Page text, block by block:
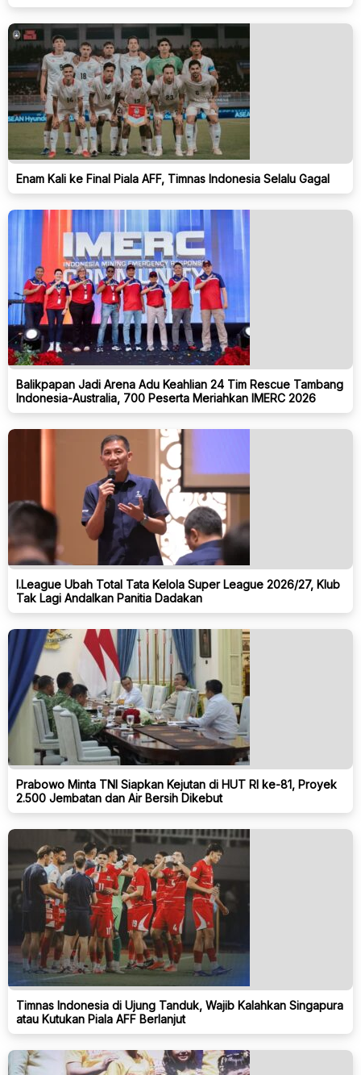
Enam Kali ke Final Piala AFF, Timnas Indonesia Selalu Gagal
Balikpapan Jadi Arena Adu Keahlian 24 Tim Rescue Tambang
Indonesia-Australia, 700 Peserta Meriahkan IMERC 2026
I.League Ubah Total Tata Kelola Super League 2026/27, Klub
Tak Lagi Andalkan Panitia Dadakan
Prabowo Minta TNI Siapkan Kejutan di HUT RI ke-81, Proyek
2.500 Jembatan dan Air Bersih Dikebut
Timnas Indonesia di Ujung Tanduk, Wajib Kalahkan Singapura
atau Kutukan Piala AFF Berlanjut